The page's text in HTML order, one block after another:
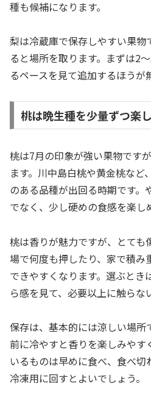
種も候補になります。
梨は冷蔵庫で保存しやすい果
ると場所を取ります。まずは2
るペースを見て追加するほうが
桃は晩生種を少量ずつ楽
桃は7月の印象が強い果物です
ます。川中島白桃や黄金桃など
のある品種が出回る時期です。
でなく、少し硬めの食感を楽し
桃は香りが魅力ですが、とても
場で何度も押したり、家で積み
できやすくなります。選ぶとき
ら感を見て、必要以上に触らな
保存は、基本的には涼しい場所
前に冷やすと香りを楽しみやす
いるものは早めに食べ、食べ
冷凍用に回すとよいでしょう。